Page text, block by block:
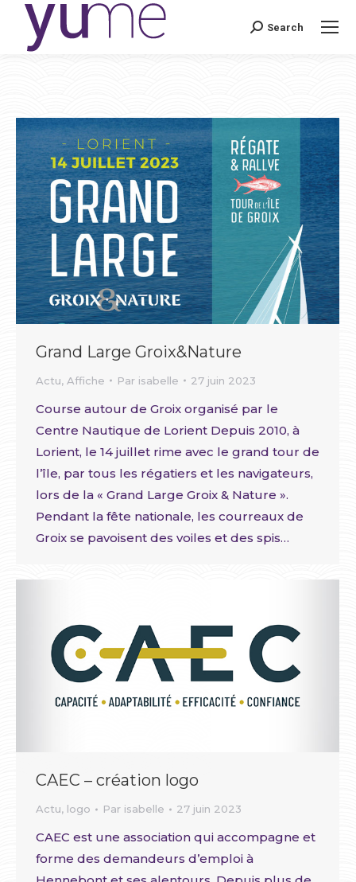
Search:
Search
Grand Large Groix&Nature
Actu, Affiche Par isabelle 27 juin 2023
Course autour de Groix organisé par le
Centre Nautique de Lorient Depuis 2010, à
Lorient, le 14 juillet rime avec le grand tour de
l’île, par tous les régatiers et les navigateurs,
lors de la « Grand Large Groix & Nature ».
Pendant la fête nationale, les courreaux de
Groix se pavoisent des voiles et des spis…
CAEC – création logo
Actu, logo Par isabelle 27 juin 2023
CAEC est une association qui accompagne et
forme des demandeurs d’emploi à